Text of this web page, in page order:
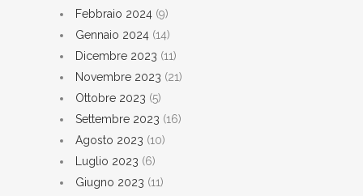
Febbraio 2024 (9)
Gennaio 2024 (14)
Dicembre 2023 (11)
Novembre 2023 (21)
Ottobre 2023 (5)
Settembre 2023 (16)
Agosto 2023 (10)
Luglio 2023 (6)
Giugno 2023 (11)